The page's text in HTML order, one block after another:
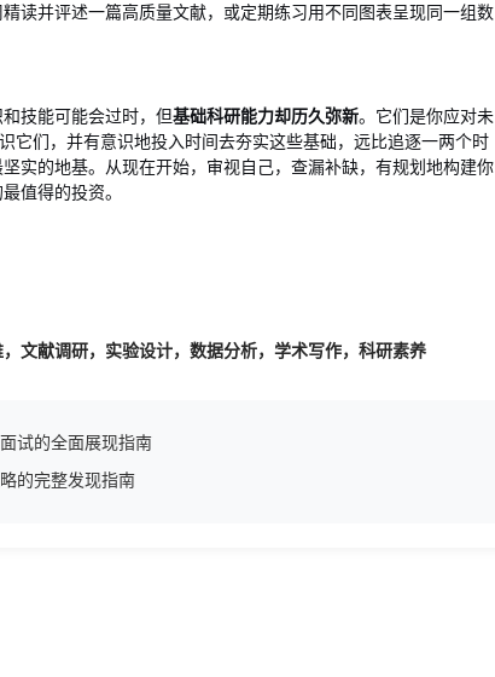
读并评述一篇高质量文献，或定期练习用不同图表呈现同一组数
技能可能会过时，但基础科研能力却历久弥新。它们是你应对未
它们，并有意识地投入时间去夯实这些基础，远比追逐一两个时
实的地基。从现在开始，审视自己，查漏补缺，有规划地构建你
值得的投资。
文献调研，实验设计，数据分析，学术写作，科研素养
试的全面展现指南
的完整发现指南